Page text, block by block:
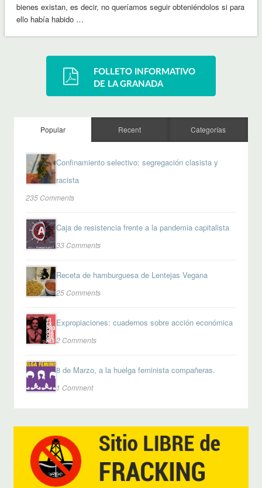
bienes existan, es decir, no queríamos seguir obteniéndolos si para
ello había habido …
Popular Recent Categorías
Confinamiento selectivo: segregación clasista y
racista
235 Comments
Caja de resistencia frente a la pandemia capitalista
33 Comments
Receta de hamburguesa de Lentejas Vegana
25 Comments
Expropiaciones: cuadernos sobre acción económica
2 Comments
8 de Marzo, a la huelga feminista compañeras.
1 Comment